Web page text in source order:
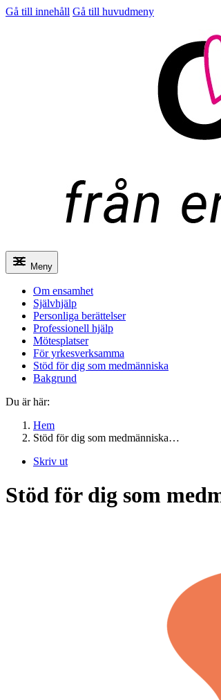
Gå till innehåll Gå till huvudmeny
Meny
Om ensamhet
Självhjälp
Personliga berättelser
Professionell hjälp
Mötesplatser
För yrkesverksamma
Stöd för dig som medmänniska
Bakgrund
Du är här:
Hem
Stöd för dig som medmänniska…
Skriv ut
Stöd för dig som